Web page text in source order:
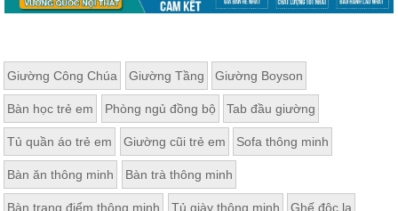
Thất
tầng,
bàn
học, tủ
sách
Nội
Thất
Phòng
Giường Công Chúa Giường Tầng Giường Boyson
Bàn học trẻ em Phòng ngủ đồng bộ Tab đầu giường
Tủ quần áo trẻ em Giường cũi trẻ em Sofa thông minh
Bàn ăn thông minh Bàn trà thông minh
Bàn trang điểm thông minh Tủ giày thông minh Ghế độc lạ